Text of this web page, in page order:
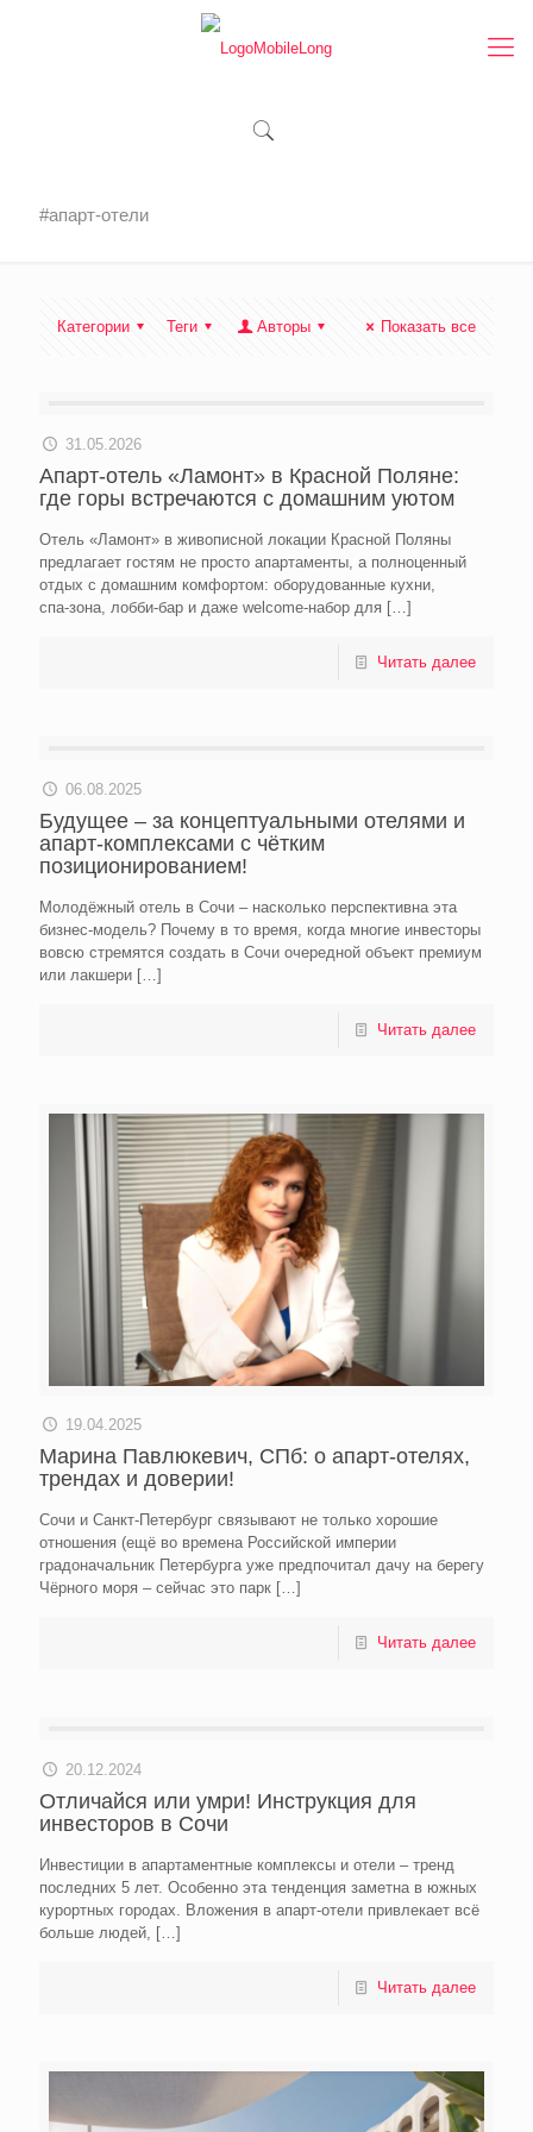
#апарт-отели
Категории Теги Авторы Показать все
31.05.2026
Апарт-отель «Ламонт» в Красной Поляне:
где горы встречаются с домашним уютом
Отель «Ламонт» в живописной локации Красной Поляны
предлагает гостям не просто апартаменты, а полноценный
отдых с домашним комфортом: оборудованные кухни,
спа‑зона, лобби‑бар и даже welcome‑набор для […]
Читать далее
06.08.2025
Будущее – за концептуальными отелями и
апарт-комплексами с чётким
позиционированием!
Молодёжный отель в Сочи – насколько перспективна эта
бизнес-модель? Почему в то время, когда многие инвесторы
вовсю стремятся создать в Сочи очередной объект премиум
или лакшери […]
Читать далее
19.04.2025
Марина Павлюкевич, СПб: о апарт-отелях,
трендах и доверии!
Сочи и Санкт-Петербург связывают не только хорошие
отношения (ещё во времена Российской империи
градоначальник Петербурга уже предпочитал дачу на берегу
Чёрного моря – сейчас это парк […]
Читать далее
20.12.2024
Отличайся или умри! Инструкция для
инвесторов в Сочи
Инвестиции в апартаментные комплексы и отели – тренд
последних 5 лет. Особенно эта тенденция заметна в южных
курортных городах. Вложения в апарт-отели привлекает всё
больше людей,
[…]
Читать далее